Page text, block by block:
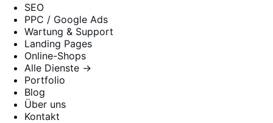
SEO
PPC / Google Ads
Wartung & Support
Landing Pages
Online-Shops
Alle Dienste →
Portfolio
Blog
Über uns
Kontakt